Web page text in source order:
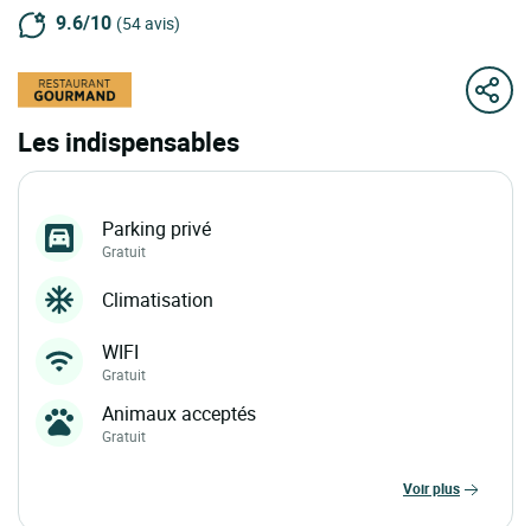
9.6/10 (54 avis)
Les indispensables
Parking privé
Gratuit
Climatisation
WIFI
Gratuit
Animaux acceptés
Gratuit
voir plus